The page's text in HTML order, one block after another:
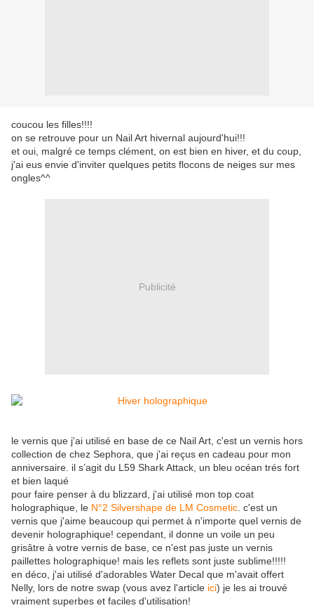
coucou les filles!!!!
on se retrouve pour un Nail Art hivernal aujourd'hui!!!
et oui, malgré ce temps clément, on est bien en hiver, et du coup,
j'ai eus envie d'inviter quelques petits flocons de neiges sur mes
ongles^^
Publicité
le vernis que j'ai utilisé en base de ce Nail Art, c'est un vernis hors
collection de chez Sephora, que j'ai reçus en cadeau pour mon
anniversaire. il s’agit du L59 Shark Attack, un bleu océan trés fort
et bien laqué
pour faire penser à du blizzard, j'ai utilisé mon top coat
holographique, le N°2 Silvershape de LM Cosmetic . c'est un
vernis que j'aime beaucoup qui permet à n'importe quel vernis de
devenir holographique! cependant, il donne un voile un peu
grisâtre à votre vernis de base, ce n'est pas juste un vernis
paillettes holographique! mais les reflets sont juste sublime!!!!!
en déco, j'ai utilisé d'adorables Water Decal que m'avait offert
Nelly, lors de notre swap (vous avez l'article ici) je les ai trouvé
vraiment superbes et faciles d'utilisation!